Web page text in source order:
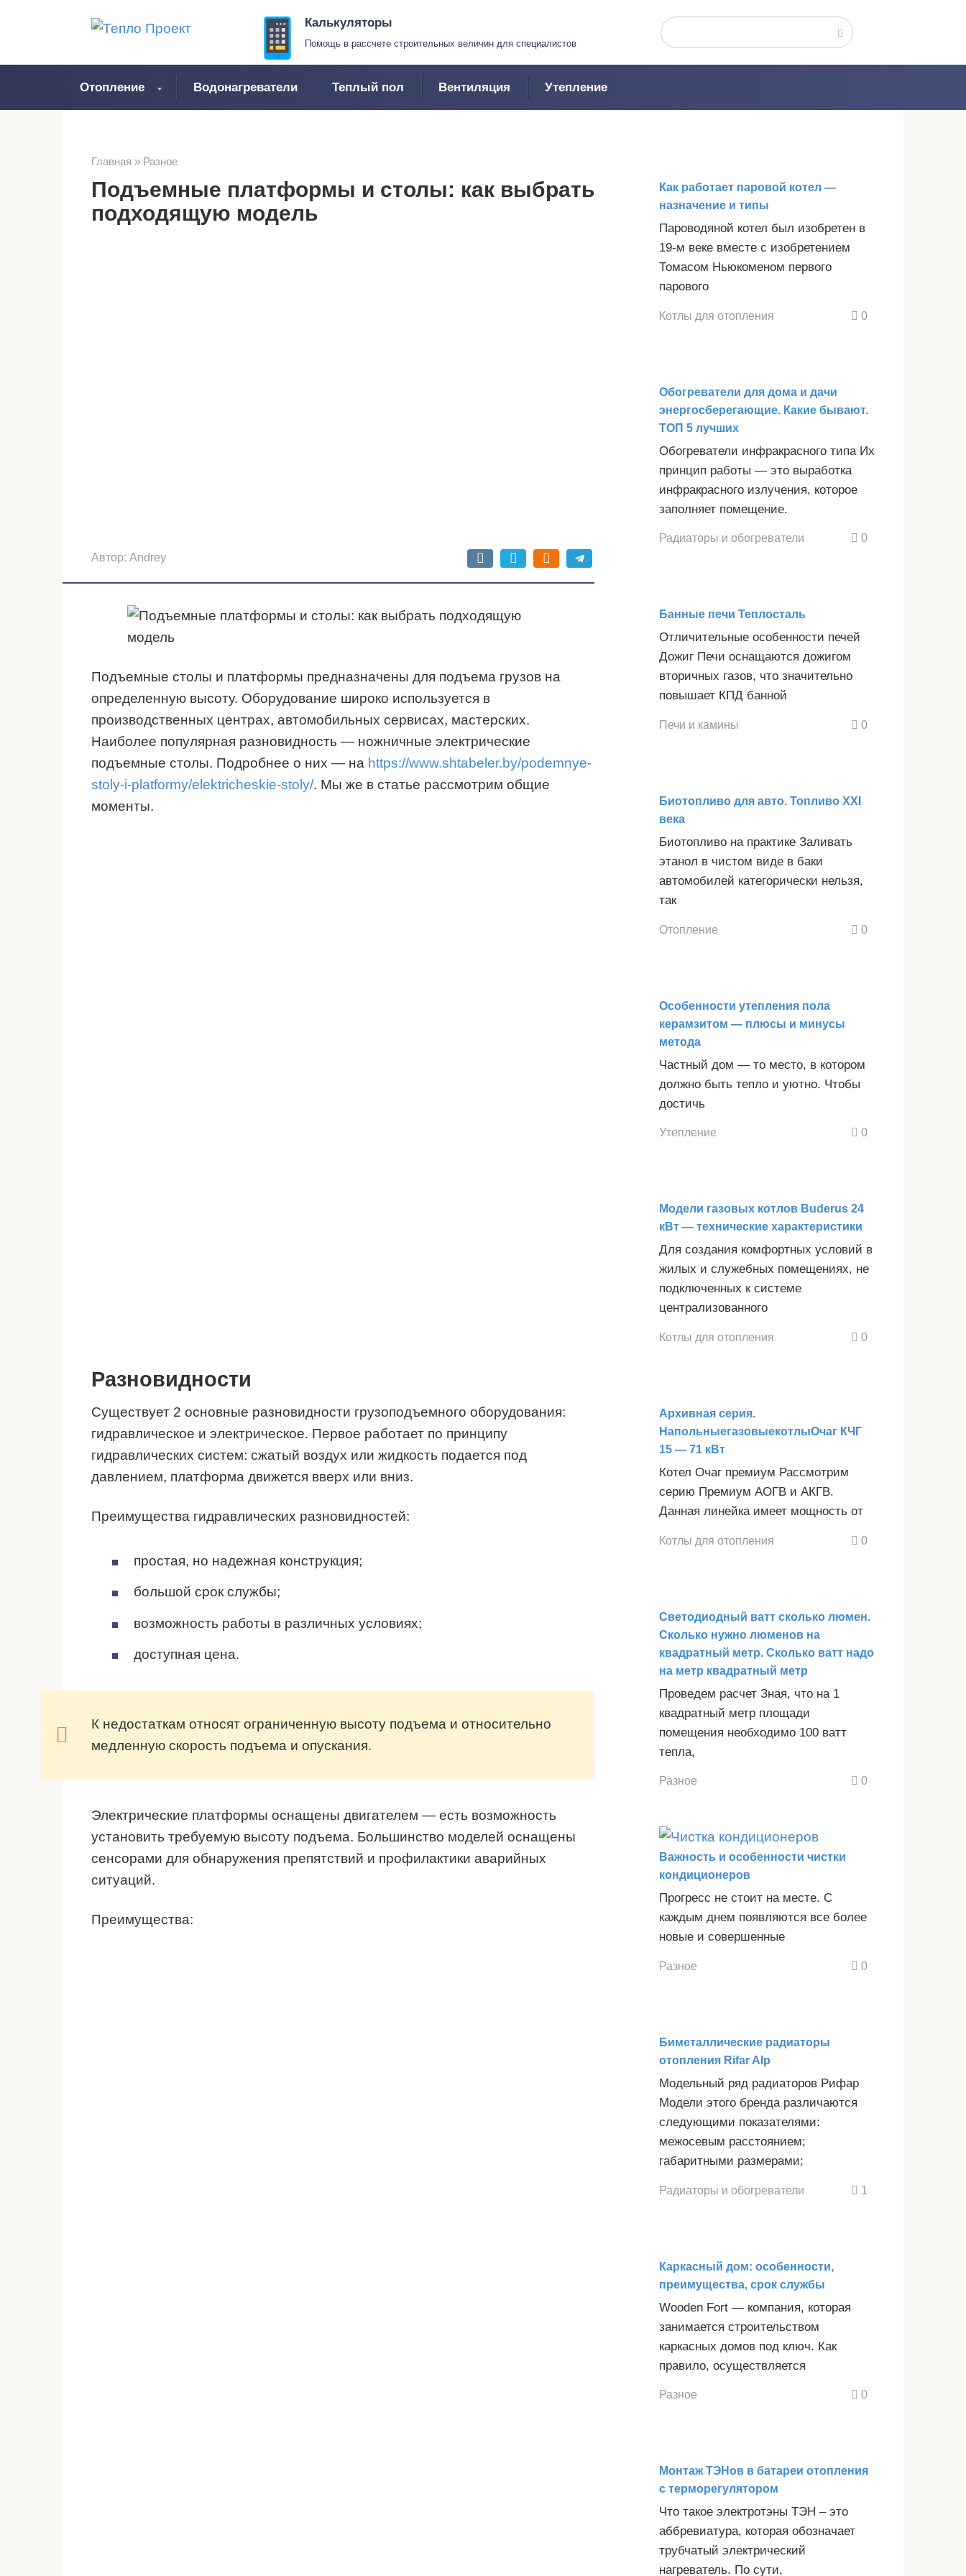
Калькуляторы
Помощь в рассчете строительных величин для специалистов
Поиск:
Отопление Водонагреватели Теплый пол Вентиляция Утепление
Главная » Разное
Подъемные платформы и столы: как выбрать
подходящую модель
Автор: Andrey
Подъемные столы и платформы предназначены для подъема грузов на
определенную высоту. Оборудование широко используется в
производственных центрах, автомобильных сервисах, мастерских.
Наиболее популярная разновидность — ножничные электрические
подъемные столы. Подробнее о них — на https://www.shtabeler.by/podemnye-
stoly-i-platformy/elektricheskie-stoly/. Мы же в статье рассмотрим общие
моменты.
Разновидности
Существует 2 основные разновидности грузоподъемного оборудования:
гидравлическое и электрическое. Первое работает по принципу
гидравлических систем: сжатый воздух или жидкость подается под
давлением, платформа движется вверх или вниз.
Преимущества гидравлических разновидностей:
простая, но надежная конструкция;
большой срок службы;
возможность работы в различных условиях;
доступная цена.
К недостаткам относят ограниченную высоту подъема и относительно
медленную скорость подъема и опускания.
Электрические платформы оснащены двигателем — есть возможность
установить требуемую высоту подъема. Большинство моделей оснащены
сенсорами для обнаружения препятствий и профилактики аварийных
ситуаций.
Преимущества:
Как работает паровой котел —
назначение и типы
Пароводяной котел был изобретен в
19-м веке вместе с изобретением
Томасом Ньюкоменом первого
парового
Котлы для отопления 0
Обогреватели для дома и дачи
энергосберегающие. Какие бывают.
ТОП 5 лучших
Обогреватели инфракрасного типа Их
принцип работы — это выработка
инфракрасного излучения, которое
заполняет помещение.
Радиаторы и обогреватели 0
Банные печи Теплосталь
Отличительные особенности печей
Дожиг Печи оснащаются дожигом
вторичных газов, что значительно
повышает КПД банной
Печи и камины 0
Биотопливо для авто. Топливо XXI
века
Биотопливо на практике Заливать
этанол в чистом виде в баки
автомобилей категорически нельзя,
так
Отопление 0
Особенности утепления пола
керамзитом — плюсы и минусы
метода
Частный дом — то место, в котором
должно быть тепло и уютно. Чтобы
достичь
Утепление 0
Модели газовых котлов Buderus 24
кВт — технические характеристики
Для создания комфортных условий в
жилых и служебных помещениях, не
подключенных к системе
централизованного
Котлы для отопления 0
Архивная серия.
НапольныегазовыекотлыОчаг КЧГ
15 — 71 кВт
Котел Очаг премиум Рассмотрим
серию Премиум АОГВ и АКГВ.
Данная линейка имеет мощность от
Котлы для отопления 0
Светодиодный ватт сколько люмен.
Сколько нужно люменов на
квадратный метр. Сколько ватт надо
на метр квадратный метр
Проведем расчет Зная, что на 1
квадратный метр площади
помещения необходимо 100 ватт
тепла,
Разное 0
Важность и особенности чистки
кондиционеров
Прогресс не стоит на месте. С
каждым днем появляются все более
новые и совершенные
Разное 0
Биметаллические радиаторы
отопления Rifar Alp
Модельный ряд радиаторов Рифар
Модели этого бренда различаются
следующими показателями:
межосевым расстоянием;
габаритными размерами;
Радиаторы и обогреватели 1
Каркасный дом: особенности,
преимущества, срок службы
Wooden Fort — компания, которая
занимается строительством
каркасных домов под ключ. Как
правило, осуществляется
Разное 0
Монтаж ТЭНов в батареи отопления
с терморегулятором
Что такое электротэны ТЭН – это
аббревиатура, которая обозначает
трубчатый электрический
нагреватель. По сути,